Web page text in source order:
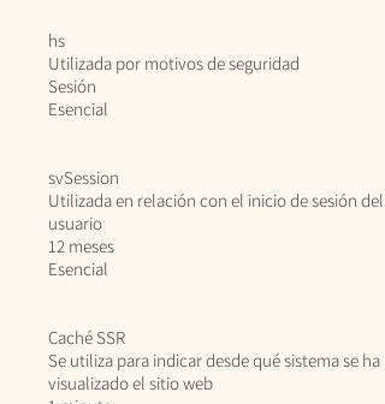
hs
Utilizada por motivos de seguridad
Sesión
Esencial
svSession
Utilizada en relación con el inicio de sesión del
usuario
12 meses
Esencial
Caché SSR
Se utiliza para indicar desde qué sistema se ha
visualizado el sitio web